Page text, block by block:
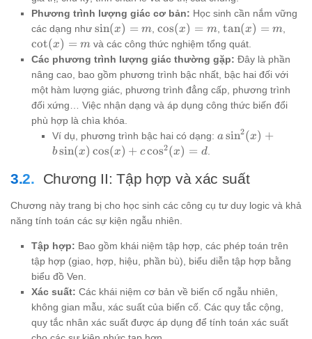
Phương trình lượng giác cơ bản: Học sinh cần nắm vững
các dạng như \sin
(x)
=
m
sin(x) = m ,\cos
(x)
= m
cos(x) = m, \tan
(x)
= m
tan(x) = m
= m
cot(x) = m và các công thức nghiệm tổng quát.
Các phương trình lượng giác thường gặp: Đây là phần
nâng cao, bao gồm phương trình bậc nhất, bậc hai đối với
một hàm lượng giác, phương trình đẳng cấp, phương trình
đối xứng… Việc nhận dạng và áp dụng công thức biến đổi
phù hợp là chìa khóa.
Ví dụ, phương trình bậc hai có dạng: a
(x) \cos
\cos^2(x)
asin2(x) +
bsin(x) cos(x) + ccos2(x) = d.
Chương II: Tập hợp và xác suất
Chương này trang bị cho học sinh các công cụ tư duy logic và khả
năng tính toán các sự kiện ngẫu nhiên.
Tập hợp: Bao gồm khái niệm tập hợp, các phép toán trên
tập hợp (giao, hợp, hiệu, phần bù), biểu diễn tập hợp bằng
biểu đồ Ven.
Xác suất: Các khái niệm cơ bản về biến cố ngẫu nhiên,
không gian mẫu, xác suất của biến cố. Các quy tắc cộng,
quy tắc nhân xác suất được áp dụng để tính toán xác suất